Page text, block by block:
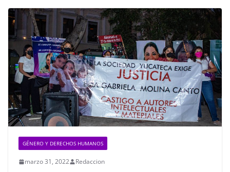
GÉNERO Y DERECHOS HUMANOS
marzo 31, 2022 Redaccion